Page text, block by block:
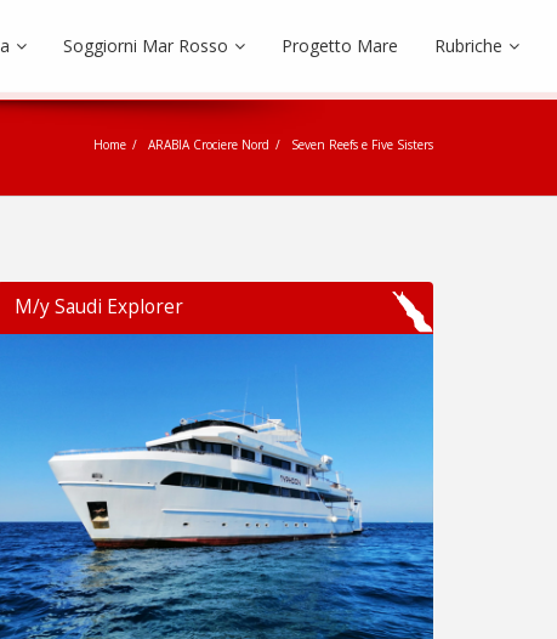
Soggiorni Mar Rosso Progetto Mare Rubriche
Home ARABIA Crociere Nord Seven Reefs e Five Sisters
M/y Saudi Explorer